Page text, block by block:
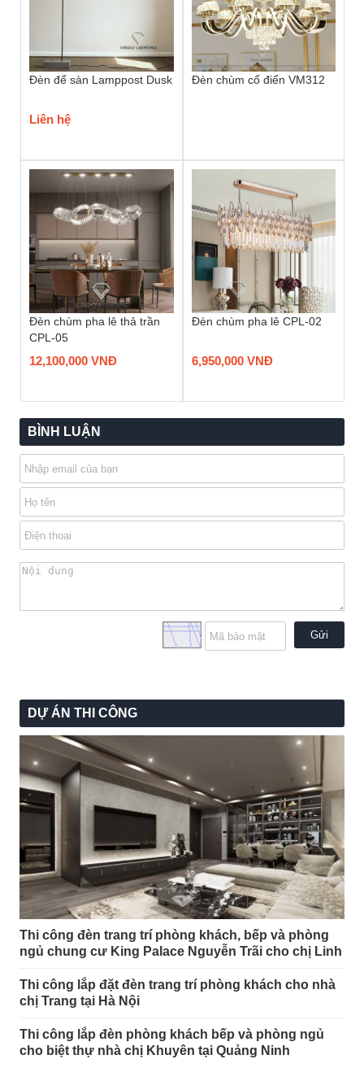
Đèn để sàn Lamppost Dusk
Liên hệ
Đèn chùm cổ điển VM312
Đèn chùm pha lê thả trần
CPL-05
12,100,000 VNĐ
Đèn chùm pha lê CPL-02
6,950,000 VNĐ
BÌNH LUẬN
Gửi
DỰ ÁN THI CÔNG
Thi công đèn trang trí phòng khách, bếp và phòng
ngủ chung cư King Palace Nguyễn Trãi cho chị Linh
Thi công lắp đặt đèn trang trí phòng khách cho nhà
chị Trang tại Hà Nội
Thi công lắp đèn phòng khách bếp và phòng ngủ
cho biệt thự nhà chị Khuyên tại Quảng Ninh